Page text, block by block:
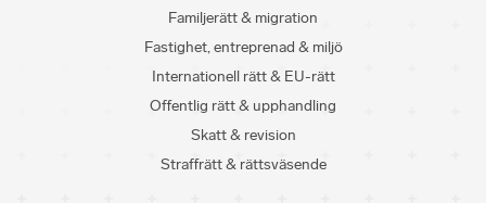
Familjerätt & migration
Fastighet, entreprenad & miljö
Internationell rätt & EU-rätt
Offentlig rätt & upphandling
Skatt & revision
Straffrätt & rättsväsende